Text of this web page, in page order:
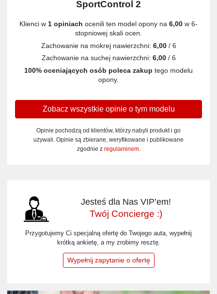
SportControl 2
Klienci w 1 opiniach ocenili ten model opony na 6,00 w 6-
stopniowej skali ocen.
Zachowanie na mokrej nawierzchni: 6,00/ 6
Zachowanie na suchej nawierzchni: 6,00/ 6
100% oceniających osób poleca zakup tego modelu
opony.
Zobacz wszystkie opinie o tym modelu
Opinie pochodzą od klientów, którzy nabyli produkt i go
używali. Opinie są zbierane, weryfikowane i publikowane
zgodnie z regulaminem.
Jesteś dla Nas VIP’em!
Twój Concierge :)
Przygotujemy Ci specjalną ofertę do Twojego auta, wypełnij
krótką ankietę, a my zrobimy resztę.
Wypełnij zapytanie o ofertę